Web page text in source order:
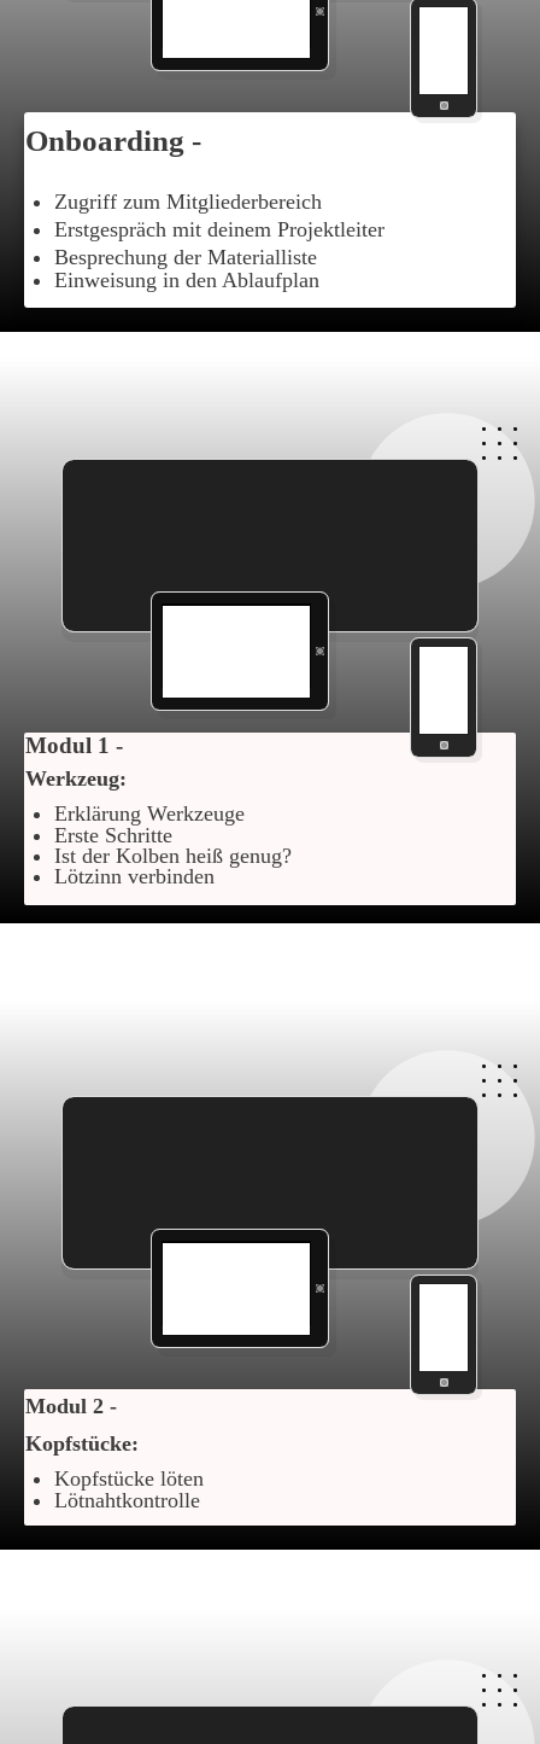
Onboarding -
Zugriff zum Mitgliederbereich
Erstgespräch mit deinem Projektleiter
Besprechung der Materialliste
Einweisung in den Ablaufplan
Modul 1 -
Werkzeug:
Erklärung Werkzeuge
Erste Schritte
Ist der Kolben heiß genug?
Lötzinn verbinden
Modul 2 -
Kopfstücke:
Kopfstücke löten
Lötnahtkontrolle